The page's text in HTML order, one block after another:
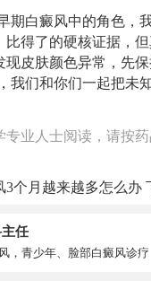
期白癜风中的角色，
比得了的硬核证据，
现皮肤颜色异常，先
我们和你们一起把未
专业人士阅读，请按
3个月越来越多怎么办
任
，青少年、脸部白癜风诊疗